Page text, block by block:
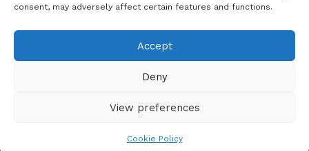
consent, may adversely affect certain features and functions.
Accept
Deny
View preferences
Cookie Policy
Küpsiste poliitika
Copyright © Latakko 2024